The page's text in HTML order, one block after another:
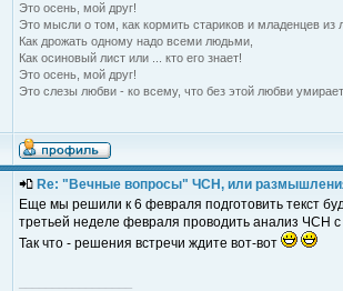
Это осень, мой друг!
Это мысли о том, как кормить стариков и младенцев из
Как дрожать одному надо всеми людьми,
Как осиновый лист или ... кто его знает!
Это осень, мой друг!
Это слезы любви - ко всему, что без этой любви
Re: "Вечные вопросы" ЧСН, или
Еще мы решили к 6 февраля подготовить текст
третьей неделе февраля проводить анализ ЧСН
Так что - решения встречи ждите вот-вот